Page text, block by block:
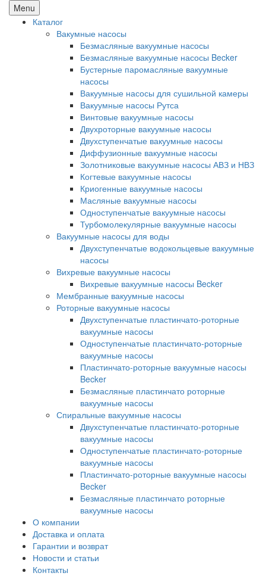
Menu
Каталог
Вакумные насосы
Безмасляные вакуумные насосы
Безмасляные вакуумные насосы Becker
Бустерные паромасляные вакуумные
насосы
Вакуумные насосы для сушильной камеры
Вакуумные насосы Рутса
Винтовые вакуумные насосы
Двухроторные вакуумные насосы
Двухступенчатые вакуумные насосы
Диффузионные вакуумные насосы
Золотниковые вакуумные насосы АВЗ и НВЗ
Когтевые вакуумные насосы
Криогенные вакуумные насосы
Масляные вакуумные насосы
Одноступенчатые вакуумные насосы
Турбомолекулярные вакуумные насосы
Вакуумные насосы для воды
Двухступенчатые водокольцевые вакуумные
насосы
Вихревые вакуумные насосы
Вихревые вакуумные насосы Becker
Мембранные вакуумные насосы
Роторные вакуумные насосы
Двухступенчатые пластинчато-роторные
вакуумные насосы
Одноступенчатые пластинчато-роторные
вакуумные насосы
Пластинчато-роторные вакуумные насосы
Becker
Безмасляные пластинчато роторные
вакуумные насосы
Спиральные вакуумные насосы
Двухступенчатые пластинчато-роторные
вакуумные насосы
Одноступенчатые пластинчато-роторные
вакуумные насосы
Пластинчато-роторные вакуумные насосы
Becker
Безмасляные пластинчато роторные
вакуумные насосы
О компании
Доставка и оплата
Гарантии и возврат
Новости и статьи
Контакты